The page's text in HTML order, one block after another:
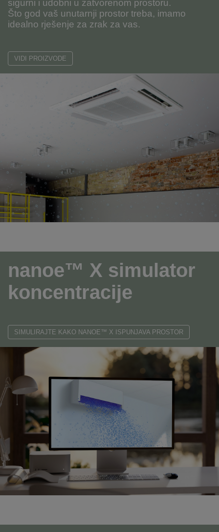
sigurni i udobni u zatvorenom prostoru.
Što god vaš unutarnji prostor treba, imamo
idealno rješenje za zrak za vas.
VIDI PROIZVODE
nanoe™ X simulator
koncentracije
SIMULIRAJTE KAKO NANOE™ X ISPUNJAVA PROSTOR